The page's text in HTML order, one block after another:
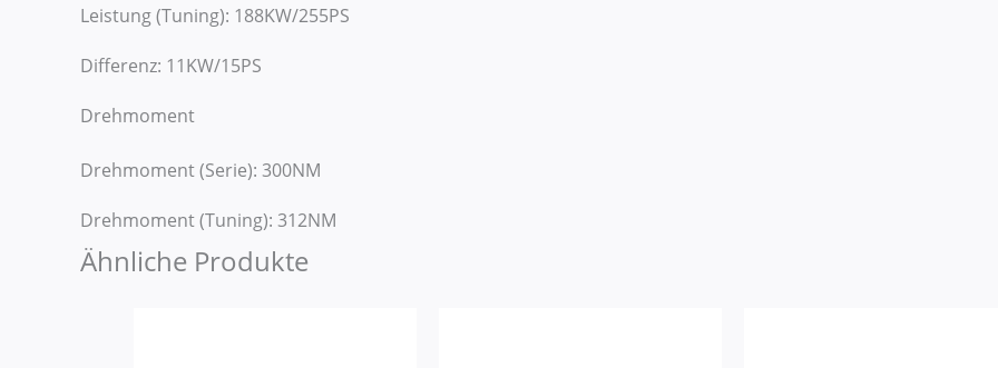
Leistung (Tuning): 188KW/255PS
Differenz: 11KW/15PS
Drehmoment
Drehmoment (Serie): 300NM
Drehmoment (Tuning): 312NM
Ähnliche Produkte